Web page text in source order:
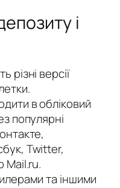
і
різні версії
в обліковий
популярні
Twitter,
Mail.ru.
та іншими